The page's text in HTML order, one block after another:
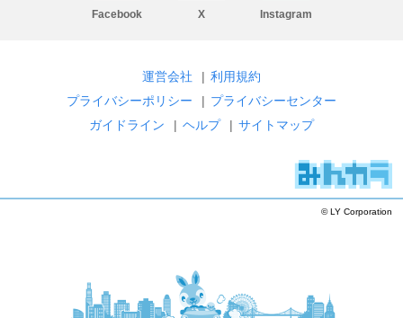
Facebook X Instagram
運営会社 | 利用規約
プライバシーポリシー
| プライバシーセンター
ガイドライン
| ヘルプ | サイトマップ
© LY Corporation